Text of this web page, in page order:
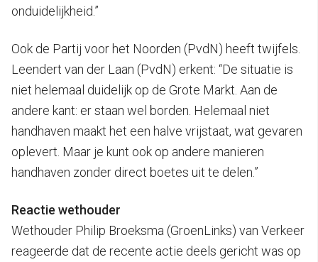
onduidelijkheid.”
Ook de Partij voor het Noorden (PvdN) heeft twijfels.
Leendert van der Laan (PvdN) erkent: “De situatie is
niet helemaal duidelijk op de Grote Markt. Aan de
andere kant: er staan wel borden. Helemaal niet
handhaven maakt het een halve vrijstaat, wat gevaren
oplevert. Maar je kunt ook op andere manieren
handhaven zonder direct boetes uit te delen.”
Reactie wethouder
Wethouder Philip Broeksma (GroenLinks) van Verkeer
reageerde dat de recente actie deels gericht was op